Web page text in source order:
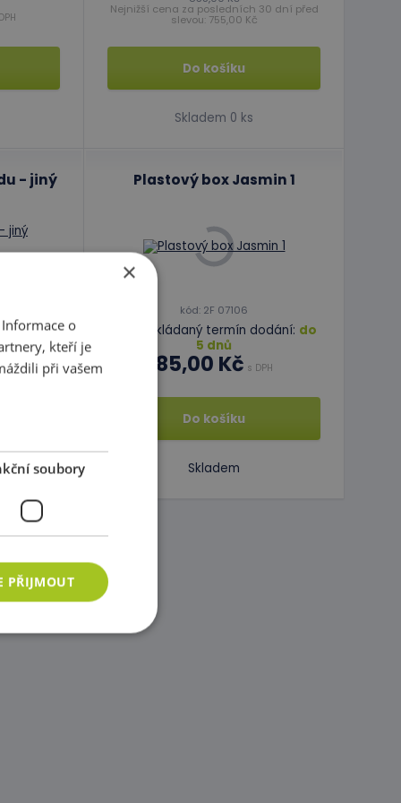
Nejnižší cena za posledních 30 dní před
slevou: 755,00 Kč
Do košíku
Skladem 0 ks
- jiný
dní před
Plastový box Jasmin 1
kód: 2F 07106
Předpokládaný termín dodání: do
5 dnů
85,00 Kč s DPH
Do košíku
Skladem
×
o
kteří je
při vašem
soubory
PŘIJMOUT